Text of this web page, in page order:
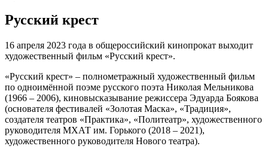
Русский крест
16 апреля 2023 года в общероссийский кинопрокат выходит
художественный фильм «Русский крест».
«Русский крест» – полнометражный художественный фильм
по одноимённой поэме русского поэта Николая Мельникова
(1966 – 2006), киновысказывание режиссера Эдуарда Боякова
(основателя фестивалей «Золотая Маска», «Традиция»,
создателя театров «Практика», «Политеатр», художественного
руководителя МХАТ им. Горького (2018 – 2021),
художественного руководителя Нового театра).